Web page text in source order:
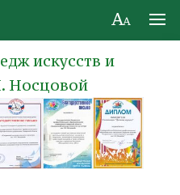
искусств и
Носцовой